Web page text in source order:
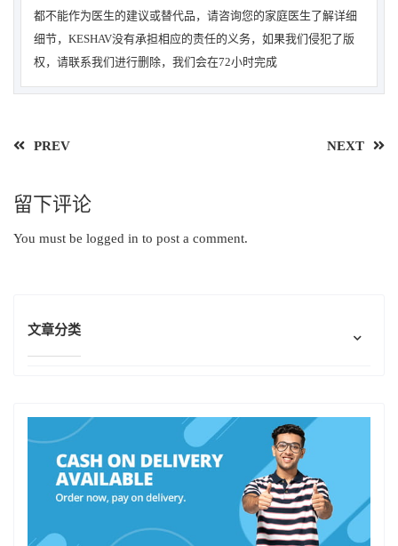
都不能作为医生的建议或替代品，请咨询您的家庭医生了解详细
细节，KESHAV没有承担相应的责任的义务，如果我们侵犯了版
权，请联系我们进行删除，我们会在72小时完成
PREV NEXT
留下评论
You must be logged in to post a comment.
文章分类